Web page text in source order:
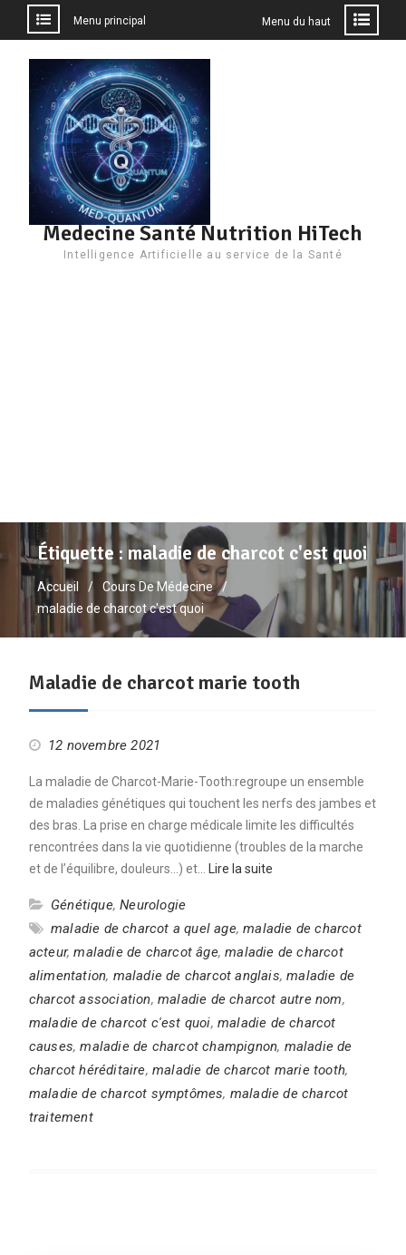
contenu
Menu principal Menu du haut
Medecine Santé Nutrition HiTech
Intelligence Artificielle au service de la Santé
Étiquette : maladie de charcot c'est quoi
Accueil
Cours De Médecine
maladie de charcot c'est quoi
Maladie de charcot marie tooth
12 novembre 2021
La maladie de Charcot-Marie-Tooth:regroupe un ensemble
de maladies génétiques qui touchent les nerfs des jambes et
des bras. La prise en charge médicale limite les difficultés
rencontrées dans la vie quotidienne (troubles de la marche
et de l’équilibre, douleurs…) et…
Lire la suite
Génétique,Neurologie
maladie de charcot a quel age,maladie de charcot
acteur,maladie de charcot âge,maladie de charcot
alimentation, maladie de charcot anglais,maladie de
charcot association, maladie de charcot autre nom,
maladie de charcot c'est quoi, maladie de charcot
causes,maladie de charcot champignon, maladie de
charcot héréditaire, maladie de charcot marie tooth,
maladie de charcot symptômes, maladie de charcot
traitement